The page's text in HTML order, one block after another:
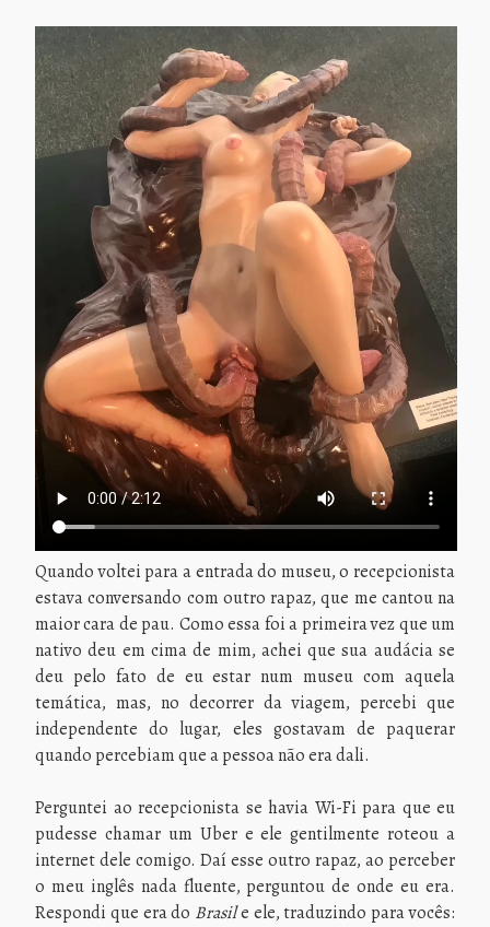
Quando voltei para a entrada do museu, o recepcionista
estava conversando com outro rapaz, que me cantou na
maior cara de pau. Como essa foi a primeira vez que um
nativo deu em cima de mim, achei que sua audácia se
deu pelo fato de eu estar num museu com aquela
temática, mas, no decorrer da viagem, percebi que
independente do lugar, eles gostavam de paquerar
quando percebiam que a pessoa não era dali.
Perguntei ao recepcionista se havia Wi-Fi para que eu
pudesse chamar um Uber e ele gentilmente roteou a
internet dele comigo. Daí esse outro rapaz, ao perceber
o meu inglês nada fluente, perguntou de onde eu era.
Respondi que era do Brasile ele, traduzindo para vocês: